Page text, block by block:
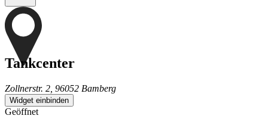
Tankcenter
Zollnerstr. 2, 96052 Bamberg
Widget einbinden
Geöffnet